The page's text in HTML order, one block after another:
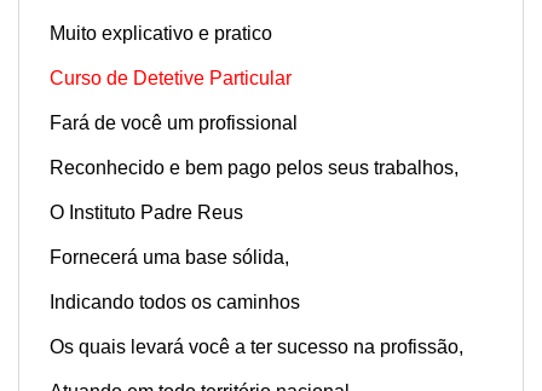
Muito explicativo e pratico
Curso de Detetive Particular
Fará de você um profissional
Reconhecido e bem pago pelos seus trabalhos,
O Instituto Padre Reus
Fornecerá uma base sólida,
Indicando todos os caminhos
Os quais levará você a ter sucesso na profissão,